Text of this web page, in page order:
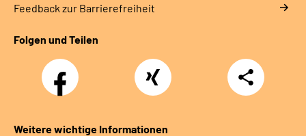
Feedback zur Barrierefreiheit
Folgen und Teilen
Facebook Xing
Teilen
Weitere wichtige Informationen